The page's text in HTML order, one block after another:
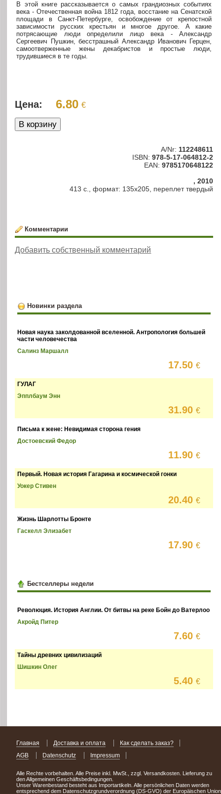
В этой книге рассказывается о самых грандиозных событиях
века - Отечественная война 1812 года, восстание на Сенатской
площади в Санкт-Петербурге, освобождение от крепостной
зависимости русских крестьян и многое другое. А какие
потрясающие люди определили лицо века - Александр
Сергеевич Пушкин, бесстрашный Александр Иванович Герцен,
самоотверженные жены декабристов и простые люди,
трудившиеся в те годы.
Цена: 6.80 €
A/Nr: 112248611
ISBN: 978-5-17-064812-2
EAN: 9785170648122
, 2010
413 с., формат: 135х205, переплет твердый
Комментарии
Добавить собственный комментарий
Новинки раздела
Новая наука заколдованной вселенной. Антропология большей
части человечества
Салинз Маршалл
17.50€
ГУЛАГ
Эпплбаум Энн
31.90€
Письма к жене: Невидимая сторона гения
Достоевский Федор
11.90€
Первый. Новая история Гагарина и космической гонки
Уокер Стивен
20.40€
Жизнь Шарлотты Бронте
Гаскелл Элизабет
17.90€
Бестселлеры недели
Революция. История Англии. От битвы на реке Бойн до Ватерлоо
Акройд Питер
7.60€
Тайны древних цивилизаций
Шишкин Олег
5.40€
Главная Доставка и оплата
Как сделать заказ?
AGB
Datenschutz Impressum
Alle Rechte vorbehalten. Alle Preise inkl. MwSt., zzgl. Versandkosten. Lieferung zu
den Allgemeinen Geschäftsbedingungen.
Unser Warenbestand besteht aus Importartikeln. Alle persönlichen Daten werden
entsprechend dem Datenschutzgrundverordnung (DS-GVO) der Europäischen Union